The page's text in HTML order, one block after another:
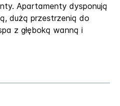
Apartamenty dysponują
dużą przestrzenią do
z głęboką wanną i